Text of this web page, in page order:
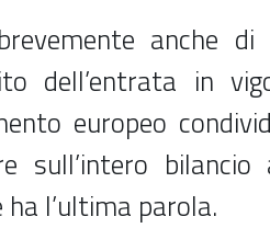
anche di
dell’entrata in
europeo
sull’intero bilancio
l’ultima parola.